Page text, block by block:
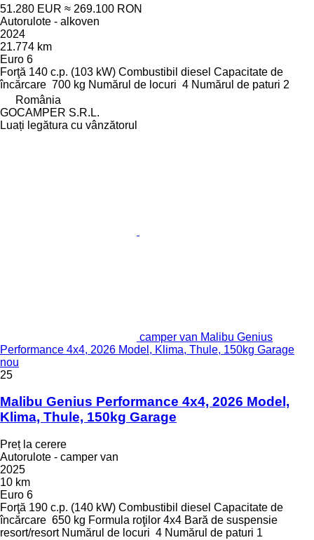
51.280 EUR ≈ 269.100 RON
Autorulote - alkoven
2024
21.774 km
Euro 6
Forţă 140 c.p. (103 kW) Combustibil diesel Capacitate de
încărcare 700 kg Numărul de locuri 4 Numărul de paturi 2
România
GOCAMPER S.R.L.
Luați legătura cu vânzătorul
camper van Malibu Genius
Performance 4x4, 2026 Model, Klima, Thule, 150kg Garage
nou
25
Malibu Genius Performance 4x4, 2026 Model,
Klima, Thule, 150kg Garage
Preț la cerere
Autorulote - camper van
2025
10 km
Euro 6
Forţă 190 c.p. (140 kW) Combustibil diesel Capacitate de
încărcare 650 kg Formula roţilor 4x4 Bară de suspensie
resort/resort Numărul de locuri 4 Numărul de paturi 1